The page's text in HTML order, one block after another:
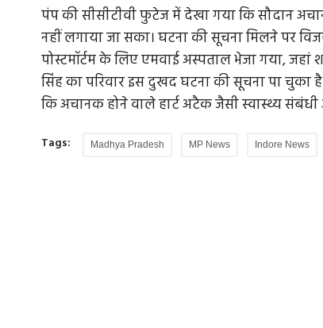
पंप की सीसीटीवी फुटेज में देखा गया कि सौदान
नहीं लगाया जा सका। घटना की सूचना मिलने पर
पोस्टमॉर्टम के लिए एमवाई अस्पताल भेजा गया, जहां
सिंह का परिवार इस दुखद घटना की सूचना पा चुका
कि अचानक होने वाले हार्ट अटैक जैसी स्वास्थ्य
Tags: Madhya Pradesh MP News Indore News